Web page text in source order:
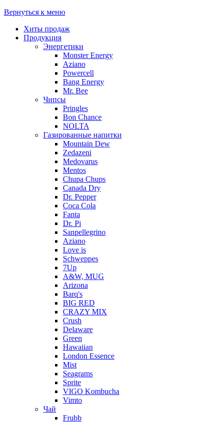
Вернуться к меню
Хиты продаж
Продукция
Энергетики
Monster Energy
Aziano
Powercell
Bang Energy
Mr. Bee
Чипсы
Pringles
Bon Chance
NOLTA
Газированные напитки
Mountain Dew
Zedazeni
Medovarus
Mentos
Chupa Chups
Canada Dry
Dr. Pepper
Coca Cola
Fanta
Dr. Pi
Sanpellegrino
Aziano
Love is
Schweppes
7Up
A&W, MUG
Arizona
Barq's
BIG RED
CRAZY MIX
Crush
Delaware
Green
Hawaiian
London Essence
Mist
Seagrams
Sprite
VIGO Kombucha
Vimto
Чай
Frubb